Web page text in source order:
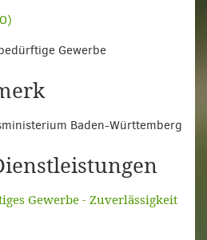
Gewerbe
Baden-Württemberg
Gewerbe - Zuverlässigkeit